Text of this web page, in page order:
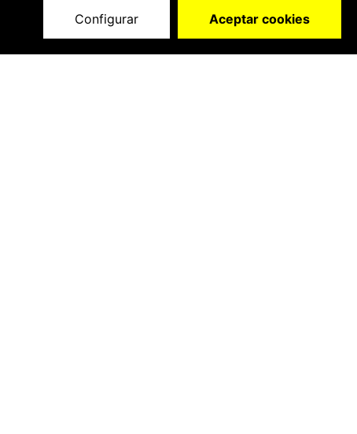
Configurar Aceptar cookies